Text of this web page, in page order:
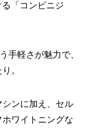
「コンビニジ
手軽さが魅力で、
。
ンに加え、セル
ワイトニングな